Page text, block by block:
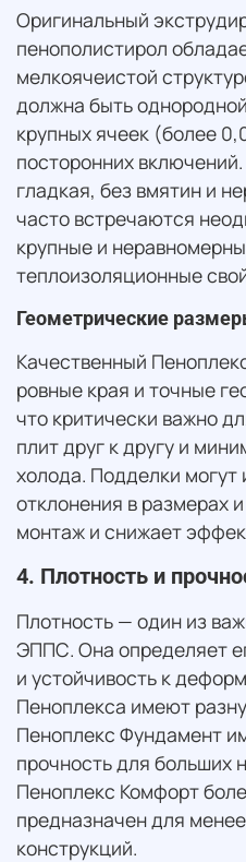
Оригинальный
пенополистирол
мелкоячеистой
должна быть
крупных ячеек (более
посторонних
гладкая, без вмятин и
часто встречаются
крупные и
теплоизоляционные
Геометрические
Качественный
ровные края и точные
что критически важно
плит друг к другу и
холода. Подделки могут
отклонения в размерах
монтаж и снижает
4. Плотность и
Плотность — один из
ЭППС. Она определяет
и устойчивость к
Пеноплекса имеют
Пеноплекс Фундамент
прочность для больших
Пеноплекс Комфорт
предназначен для
конструкций.